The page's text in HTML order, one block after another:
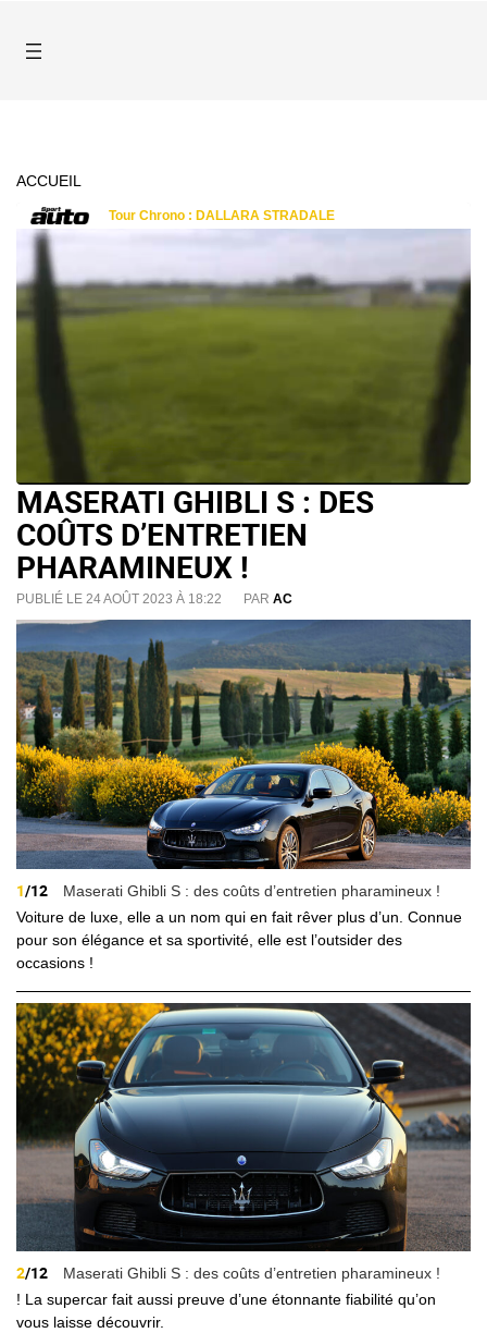
ACCUEIL
MASERATI GHIBLI S : DES
COÛTS D’ENTRETIEN
PHARAMINEUX !
PUBLIÉ LE 24 AOÛT 2023 À 18:22 PAR AC
1/12
Maserati Ghibli S : des coûts d’entretien pharamineux !
Voiture de luxe, elle a un nom qui en fait rêver plus d’un. Connue
pour son élégance et sa sportivité, elle est l’outsider des
occasions !
2/12
Maserati Ghibli S : des coûts d’entretien pharamineux !
! La supercar fait aussi preuve d’une étonnante fiabilité qu’on
vous laisse découvrir.